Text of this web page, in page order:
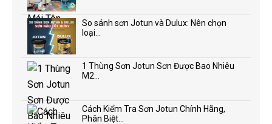
So sánh sơn Jotun và Dulux: Nên chọn
loại...
1 Thùng Sơn Jotun Sơn Được Bao Nhiêu
M2...
Cách Kiểm Tra Sơn Jotun Chính Hãng,
Phân Biệt...